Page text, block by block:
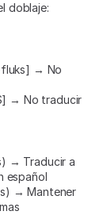
doblaje:
fluks] → No
→ No traducir
→ Traducir a
español
→ Mantener